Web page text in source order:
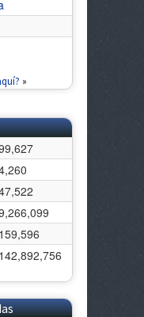
»
159,596
142,892,756